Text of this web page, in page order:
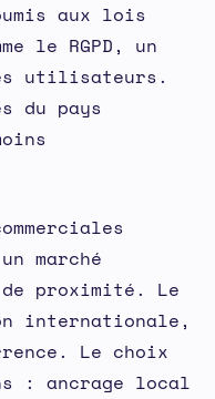
aux lois
le RGPD, un
utilisateurs.
du pays
marché
proximité. Le
internationale,
Le choix
: ancrage local